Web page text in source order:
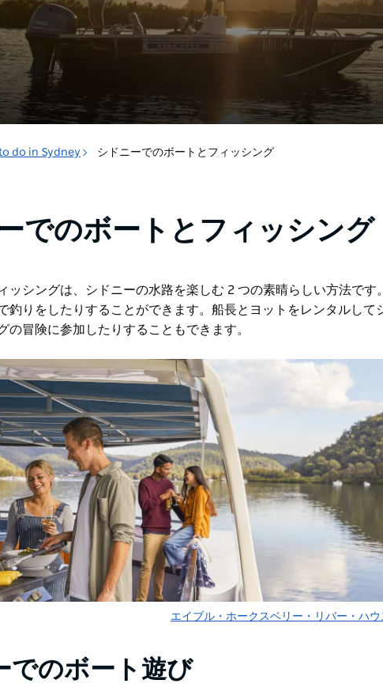
do in Sydney シドニーでのボートとフィッシング
でのボートとフィッシング
ッシングは、シドニーの水路を楽しむ 2 つの素晴らしい方法で
釣りをしたりすることができます。船長とヨットをレンタルし
の冒険に参加したりすることもできます。
エイブル・ホークスベリー・リバー・ハウ
でのボート遊び